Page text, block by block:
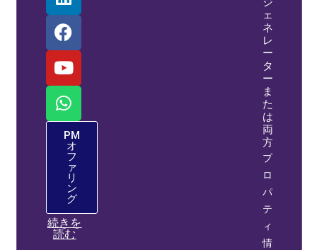
PM
オ
フ
ァ
リ
ン
グ
続きを
読む
ェ
ネ
レ
ー
タ
ー,
ま
た
は
両
方
プ
ロ
パ
テ
ィ
情